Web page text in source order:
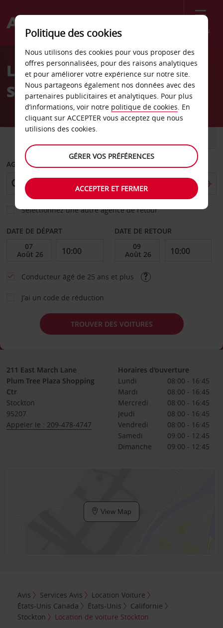
Menu
Welcome
AvisLocation de voiture
Stockton
AGENCE DE DÉPART
Sélectionnez une autre agence de retour
DATE DE DÉPART DATE DE RETOUR
Conducteur âgé de 25 ans et plus
J’ai un code de réduction
TROUVER DES VOITURES
211 East March Lane
Plum Tree Plaza Shopping
Ctr
Stockton
95207
Appeler le : 209-478-4747
Horaires d'ouverture
Lundi
08:00 - 16:45
Mardi
08:00 - 16:45
Mercredi
08:00 - 16:45
Jeudi
08:00 - 16:45
Vendredi
08:00 - 16:45
Samedi
09:00 - 12:45
Dimanche
09:00 - 12:45
View Map
Avis Services Avis
Location Voiture
États-Unis Canada
États-Unis
Californie
Stockton
Location de voiture Stockton
Politique des cookies
Nous utilisons des cookies pour vous proposer des
offres personnalisées, pour des raisons analytiques
et pour améliorer votre expérience sur notre site.
Nous partageons également nos données avec des
partenaires publicitaires et analytiques. Pour plus
d’informations, voir notre politique de cookies. En
cliquant sur ACCEPTER vous acceptez que nous
utilisions des cookies.
GÉRER VOS PRÉFÉRENCES
ACCEPTER ET FERMER